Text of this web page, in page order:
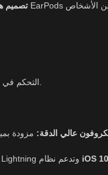
تصميم
عالي الدقة:
iOS 10